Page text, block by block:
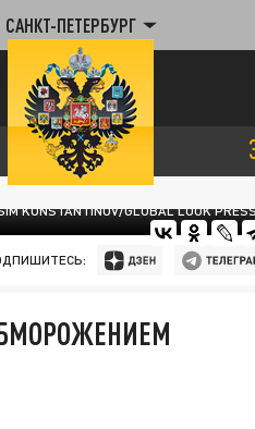
САНКТ-ПЕТЕРБУРГ
KONSTANTINOV/GLOBAL LOOK